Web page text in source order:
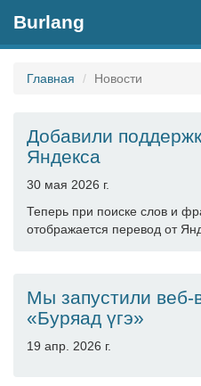
Burlang
Главная Новости
Добавили
Яндекса
30 мая 2026 г.
Теперь при поиске слов и
отображается перевод от
Мы запустили веб-
«Буряад үгэ»
19 апр. 2026 г.